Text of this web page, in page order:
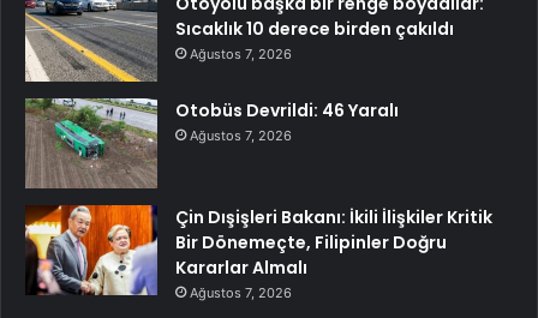
Sıcaklık 10 derece birden çakıldı
Ağustos 7, 2026
Otobüs Devrildi: 46 Yaralı
Ağustos 7, 2026
Çin Dışişleri Bakanı: İkili İlişkiler Kritik
Bir Dönemeçte, Filipinler Doğru
Kararlar Almalı
Ağustos 7, 2026